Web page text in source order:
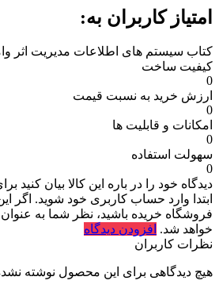
امتیاز کاربران به:
کتاب سیستم های اطلاعات مدیریت اثر
کیفیت ساخت
0
ارزش خرید به نسبت قیمت
0
امکانات و قابلیت ها
0
سهولت استفاده
0
دیدگاه خود را در باره این کالا بیان کنید
ابتدا وارد حساب کاربری خود شوید. اگر
فروشگاه خریده باشید، نظر شما به
خواهد شد. افزودن دیدگاه
نظرات کاربران
هیچ دیدگاهی برای این محصول نوشته